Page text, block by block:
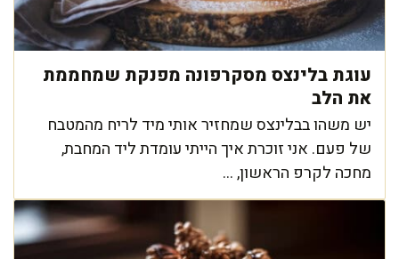
עוגת בלינצס מסקרפונה מפנקת שמחממת
את הלב
יש משהו בבלינצס שמחזיר אותי מיד לריח מהמטבח
של פעם. אני זוכרת איך הייתי עומדת ליד המחבת,
מחכה לקרפ הראשון, ...